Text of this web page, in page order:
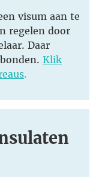
visum aan te
regelen door
Daar
Klik
.